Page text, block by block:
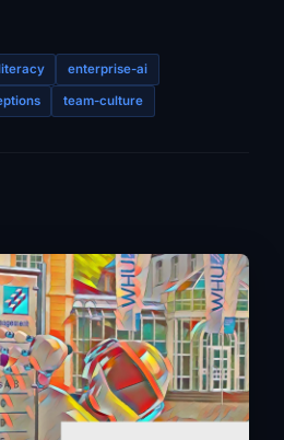
enterprise-ai
team-culture